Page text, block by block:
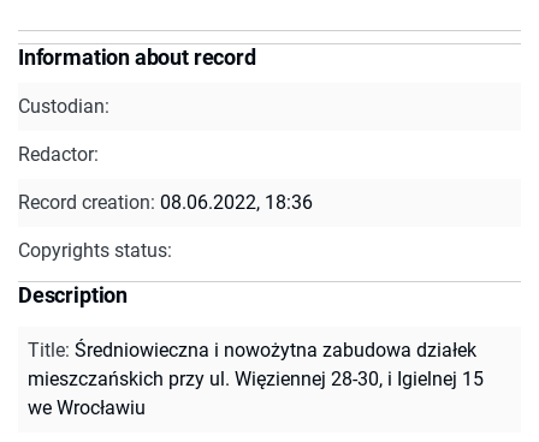
Information about record
Custodian:
Redactor:
Record creation: 08.06.2022, 18:36
Copyrights status:
Description
Title: Średniowieczna i nowożytna zabudowa działek
mieszczańskich przy ul. Więziennej 28-30, i Igielnej 15
we Wrocławiu